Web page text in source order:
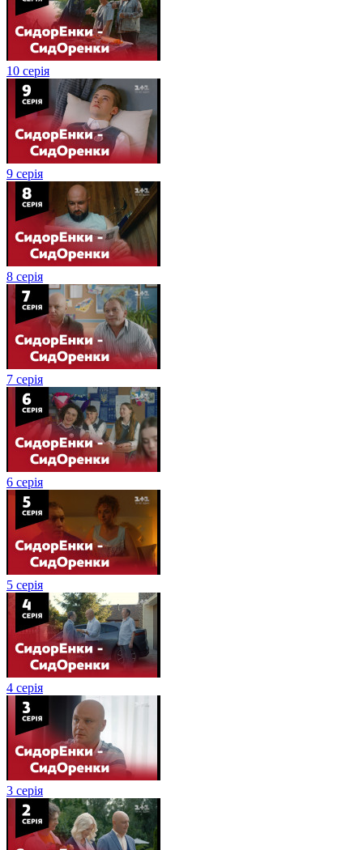
10 серія
9 серія
8 серія
7 серія
6 серія
5 серія
4 серія
3 серія